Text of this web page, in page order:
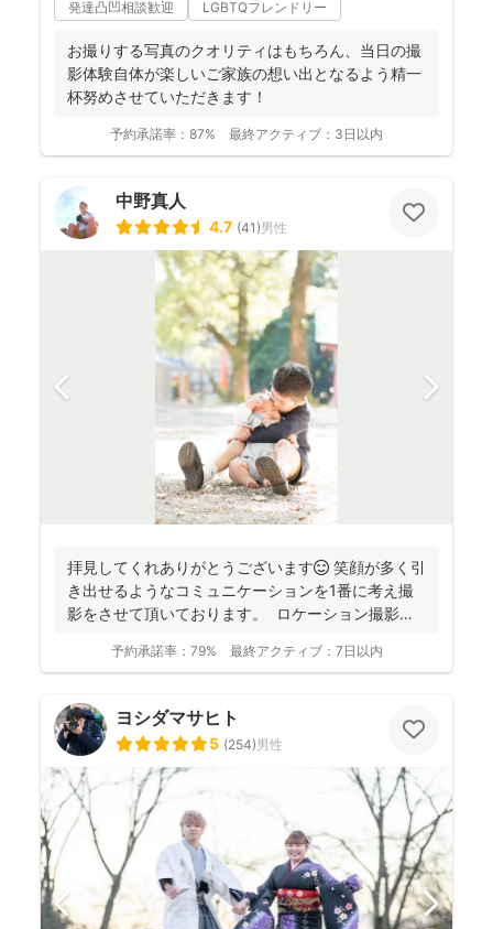
発達凸凹相談歓迎 LGBTQフレンドリー
お撮りする写真のクオリティはもちろん、当日の撮
影体験自体が楽しいご家族の想い出となるよう精一
杯努めさせていただきます！
予約承諾率： 87% 最終アクティブ： 3日以内
中野真人
4.7 (41)男性
拝見してくれありがとうございます😊 笑顔が多く引
き出せるようなコミュニケーションを1番に考え撮
影をさせて頂いております。 ロケーション撮影も
予約承諾率： 79% 最終アクティブ： 7日以内
ヨシダマサヒト
5 (254)男性